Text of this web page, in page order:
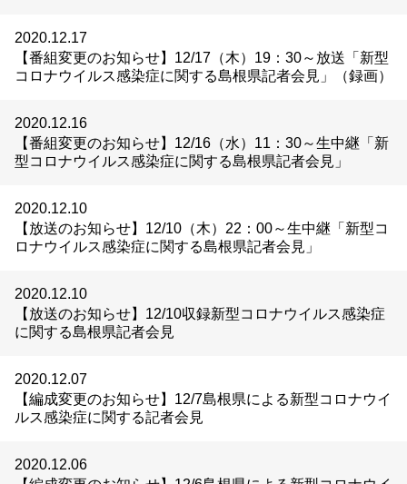
2020.12.17
【番組変更のお知らせ】12/17（木）19：30～放送「新型
コロナウイルス感染症に関する島根県記者会見」（録画）
2020.12.16
【番組変更のお知らせ】12/16（水）11：30～生中継「新
型コロナウイルス感染症に関する島根県記者会見」
2020.12.10
【放送のお知らせ】12/10（木）22：00～生中継「新型コ
ロナウイルス感染症に関する島根県記者会見」
2020.12.10
【放送のお知らせ】12/10収録新型コロナウイルス感染症
に関する島根県記者会見
2020.12.07
【編成変更のお知らせ】12/7島根県による新型コロナウイ
ルス感染症に関する記者会見
2020.12.06